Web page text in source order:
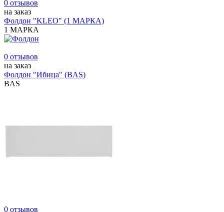
0 отзывов
на заказ
Фолдон "KLEO" (1 МАРКА)
1 МАРКА
0 отзывов
на заказ
Фолдон "Ибица" (BAS)
BAS
0 отзывов